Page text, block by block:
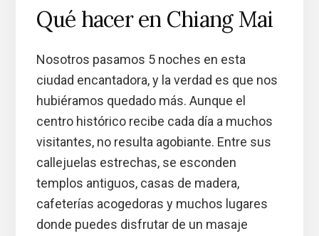
Qué hacer en Chiang Mai
Nosotros pasamos 5 noches en esta
ciudad encantadora, y la verdad es que nos
hubiéramos quedado más. Aunque el
centro histórico recibe cada día a muchos
visitantes, no resulta agobiante. Entre sus
callejuelas estrechas, se esconden
templos antiguos, casas de madera,
cafeterías acogedoras y muchos lugares
donde puedes disfrutar de un masaje